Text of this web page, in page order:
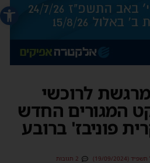
פתח
לרוכשי
המגורים החדש
פוניבז' ברובע
(19/09/2024) 2 תגובות